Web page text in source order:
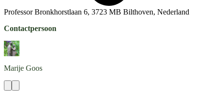
Professor Bronkhorstlaan 6, 3723 MB Bilthoven, Nederland
Contactpersoon
Marije Goos